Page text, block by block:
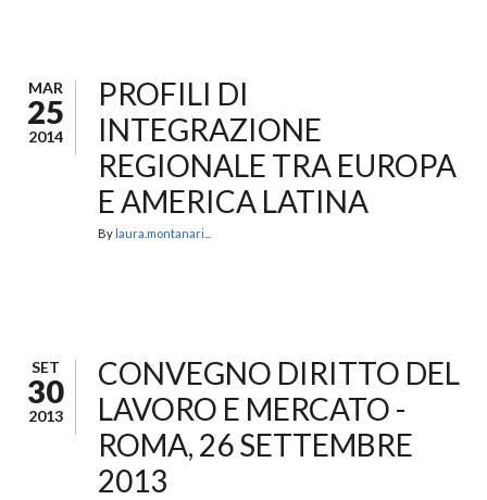
MAR
25
2014
PROFILI DI
INTEGRAZIONE
REGIONALE TRA EUROPA
E AMERICA LATINA
By laura.montanari...
SET
30
2013
CONVEGNO DIRITTO DEL
LAVORO E MERCATO -
ROMA, 26 SETTEMBRE
2013